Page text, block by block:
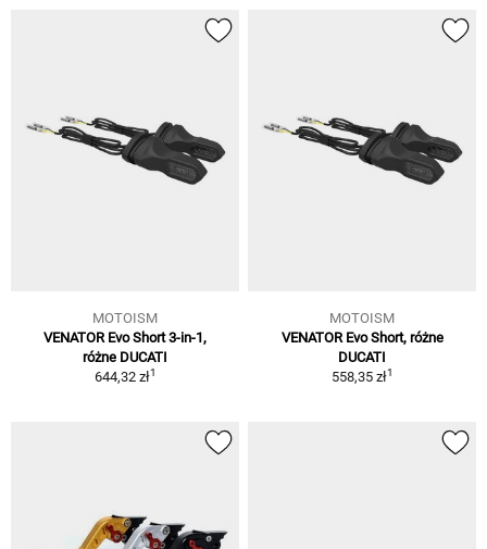
MOTOISM
VENATOR Evo Short 3-in-1,
różne DUCATI
644,32 zł1
MOTOISM
VENATOR Evo Short, różne
DUCATI
558,35 zł1